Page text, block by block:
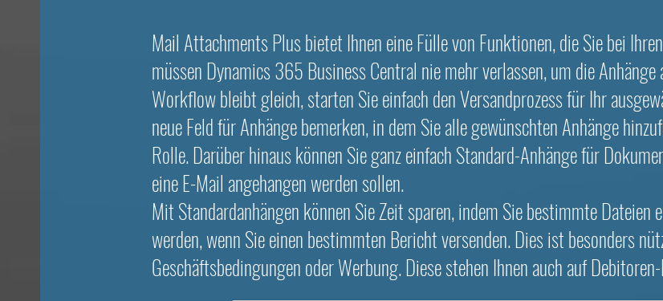
Mail Attachments Plus bietet Ihnen eine Fülle von Funktionen, die Sie bei
müssen Dynamics 365 Business Central nie mehr verlassen, um die Anhänge
Workflow bleibt gleich, starten Sie einfach den Versandprozess für Ihr
neue Feld für Anhänge bemerken, in dem Sie alle gewünschten Anhänge
Rolle. Darüber hinaus können Sie ganz einfach Standard-Anhänge für
eine E-Mail angehangen werden sollen.
Mit Standardanhängen können Sie Zeit sparen, indem Sie bestimmte
werden, wenn Sie einen bestimmten Bericht versenden. Dies ist besonders
Geschäftsbedingungen oder Werbung. Diese stehen Ihnen auch auf
Mail Attachments Plus in Business Central